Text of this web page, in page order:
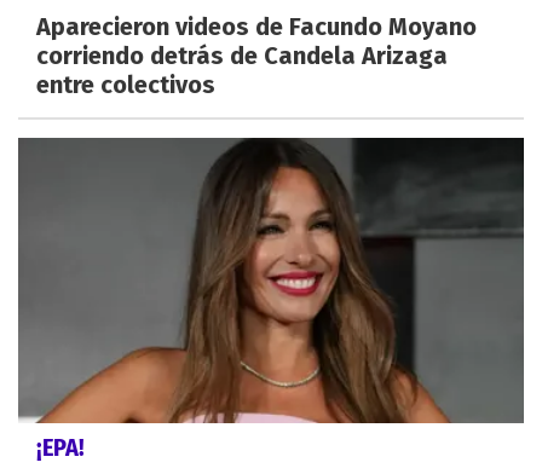
Aparecieron videos de Facundo Moyano
corriendo detrás de Candela Arizaga
entre colectivos
¡EPA!